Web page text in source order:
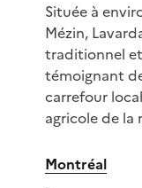
Située à
Mézin,
traditionnel
témoignant
carrefour
agricole de la
Montréal